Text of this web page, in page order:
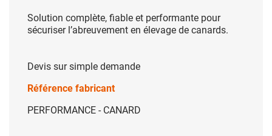
Solution complète, fiable et performante pour
sécuriser l’abreuvement en élevage de canards.
Devis sur simple demande
Référence fabricant
PERFORMANCE - CANARD